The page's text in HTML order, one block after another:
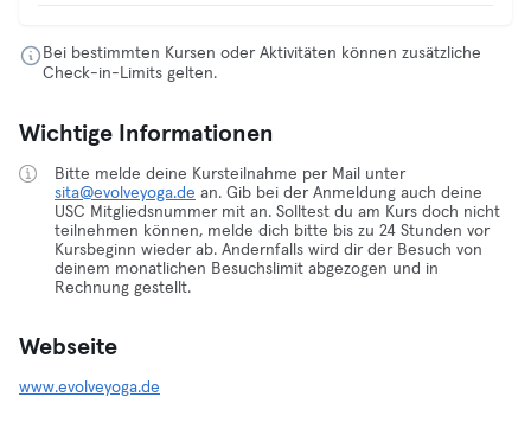
Bei bestimmten Kursen oder Aktivitäten können zusätzliche
Check-in-Limits gelten.
Wichtige Informationen
Bitte melde deine Kursteilnahme per Mail unter
sita@evolveyoga.de an. Gib bei der Anmeldung auch deine
USC Mitgliedsnummer mit an. Solltest du am Kurs doch nicht
teilnehmen können, melde dich bitte bis zu 24 Stunden vor
Kursbeginn wieder ab. Andernfalls wird dir der Besuch von
deinem monatlichen Besuchslimit abgezogen und in
Rechnung gestellt.
Webseite
www.evolveyoga.de